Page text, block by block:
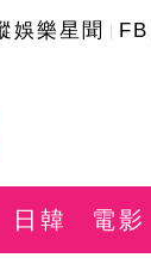
娛樂星聞 FB
日韓 電影